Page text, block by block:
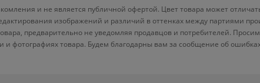
и не является публичной офертой. Цвет товара может
изображений и различий в оттенках между партиями
предварительно не уведомляя продавцов и потребителей.
фотографиях товара. Будем благодарны вам за сообщение об